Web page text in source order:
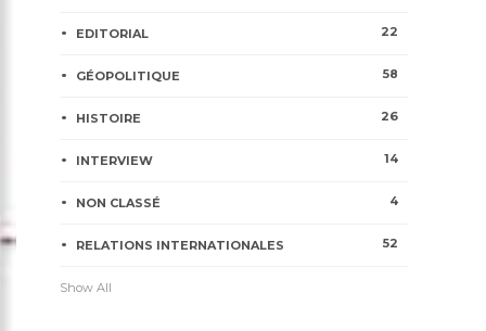
EDITORIAL 22
GÉOPOLITIQUE 58
HISTOIRE 26
INTERVIEW 14
NON CLASSÉ 4
RELATIONS INTERNATIONALES 52
Show All